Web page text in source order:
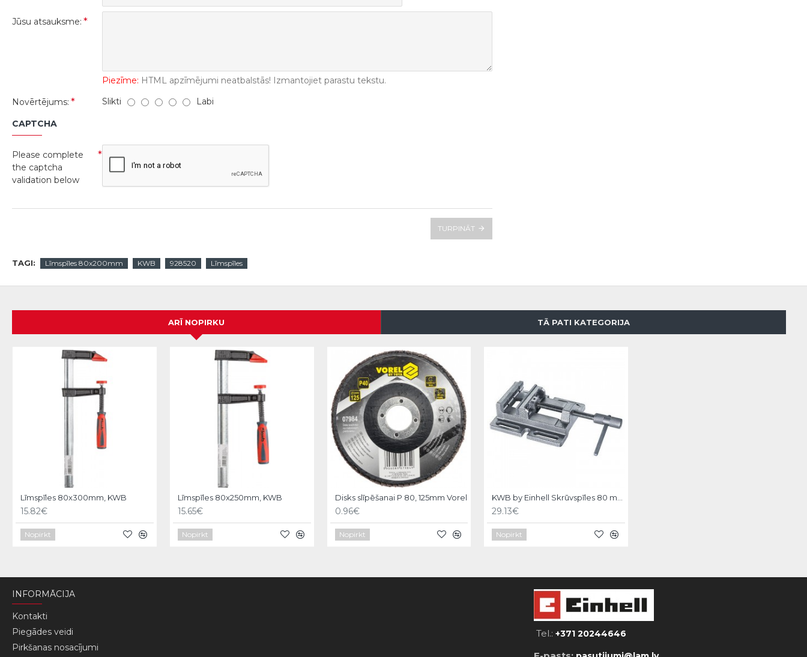
Jūsu atsauksme:
Piezīme: HTML apzīmējumi neatbalstās! Izmantojiet parastu tekstu.
Novērtējums:
Slikti Labi
CAPTCHA
Please complete
the captcha
validation below
TURPINĀT
TAGI: Līmspīles 80x200mm KWB 928520 Līmspīles
ARĪ NOPIRKU TĀ PATI KATEGORIJA
Līmspīles 80x300mm, KWB
15.82€
Nopirkt
Līmspīles 80x250mm, KWB
15.65€
Nopirkt
Disks slīpēšanai P 80, 125mm Vorel
0.96€
Nopirkt
29.13€
Nopirkt
INFORMĀCIJA
Kontakti
Piegādes veidi
Pirkšanas nosacījumi
Tel.:+371 20244646